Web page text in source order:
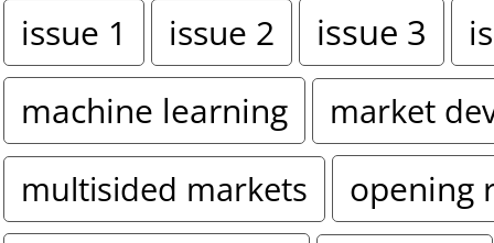
issue 1 issue 2 issue 3
machine learning
market
multisided markets
opening